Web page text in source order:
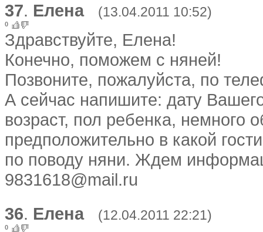
37. Елена (13.04.2011 10:52)
0
Здравствуйте, Елена!
Конечно, поможем с няней!
Позвоните, пожалуйста, по
А сейчас напишите: дату
возраст, пол ребенка, немного
предположительно в какой
по поводу няни. Ждем
9831618@mail.ru
36. Елена (12.04.2011 22:21)
0